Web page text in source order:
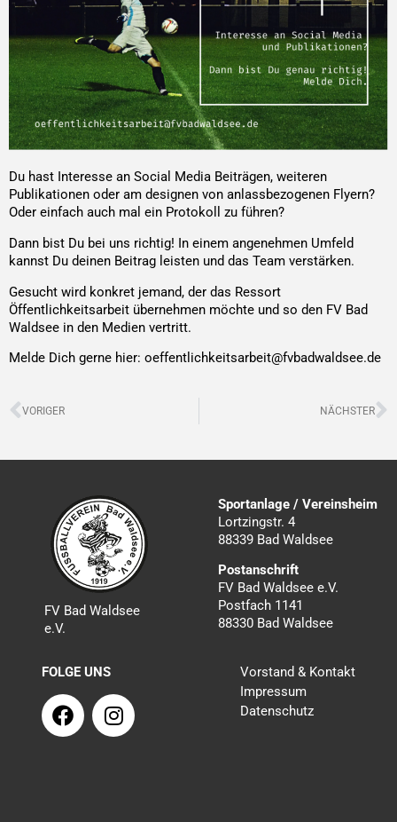
Du hast Interesse an Social Media Beiträgen, weiteren
Publikationen oder am designen von anlassbezogenen Flyern?
Oder einfach auch mal ein Protokoll zu führen?
Dann bist Du bei uns richtig! In einem angenehmen Umfeld
kannst Du deinen Beitrag leisten und das Team verstärken.
Gesucht wird konkret jemand, der das Ressort
Öffentlichkeitsarbeit übernehmen möchte und so den FV Bad
Waldsee in den Medien vertritt.
Melde Dich gerne hier: oeffentlichkeitsarbeit@fvbadwaldsee.de
Zurück
VORIGER NÄCHSTER
FV Bad Waldsee
e.V.
Sportanlage / Vereinsheim
Lortzingstr. 4
88339 Bad Waldsee
Postanschrift
FV Bad Waldsee e.V.
Postfach 1141
88330 Bad Waldsee
FOLGE UNS
F
a
I
n
Vorstand & Kontakt
Impressum
Datenschutz